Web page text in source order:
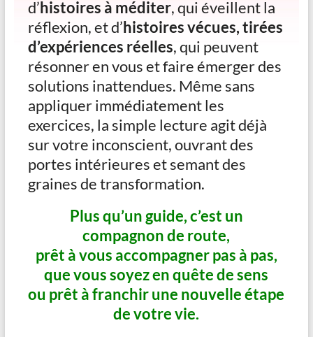
d’histoires à méditer, qui éveillent la
réflexion, et d’histoires vécues, tirées
d’expériences réelles, qui peuvent
résonner en vous et faire émerger des
solutions inattendues. Même sans
appliquer immédiatement les
exercices, la simple lecture agit déjà
sur votre inconscient, ouvrant des
portes intérieures et semant des
graines de transformation.
Plus qu’un guide, c’est un
compagnon de route,
prêt à vous accompagner pas à pas,
que vous soyez en quête de sens
ou prêt à franchir une nouvelle étape
de votre vie.